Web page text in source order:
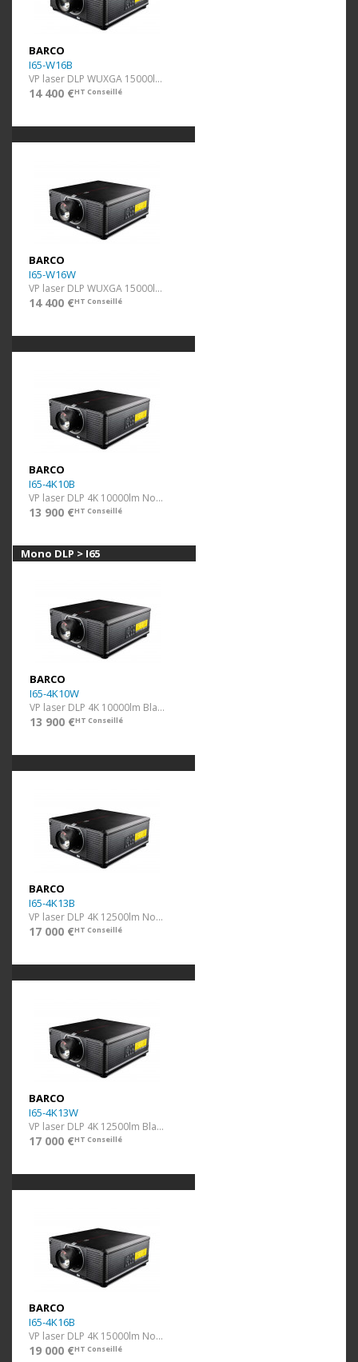
BARCO
I65-W16B
VP laser DLP WUXGA 15000lm Noir ss optique
14 400 €HT Conseillé
BARCO
I65-W16W
VP laser DLP WUXGA 15000lm Blanc ss optique
14 400 €HT Conseillé
BARCO
I65-4K10B
VP laser DLP 4K 10000lm Noir ss optique
13 900 €HT Conseillé
Mono DLP > I65
BARCO
I65-4K10W
VP laser DLP 4K 10000lm Blanc ss optique
13 900 €HT Conseillé
BARCO
I65-4K13B
VP laser DLP 4K 12500lm Noir ss optique
17 000 €HT Conseillé
BARCO
I65-4K13W
VP laser DLP 4K 12500lm Blanc ss optique
17 000 €HT Conseillé
BARCO
I65-4K16B
VP laser DLP 4K 15000lm Noir ss optique
19 000 €HT Conseillé